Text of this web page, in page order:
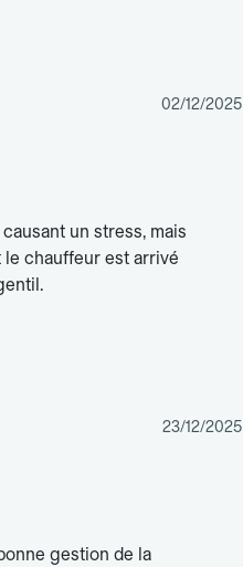
02/12/2025
un stress, mais
le chauffeur est arrivé
23/12/2025
gestion de la